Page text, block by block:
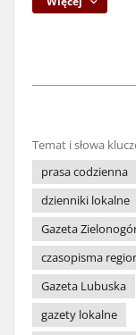
Temat i słowa
prasa codzienna
dzienniki lokalne
Gazeta
czasopisma
Gazeta Lubuska
gazety lokalne